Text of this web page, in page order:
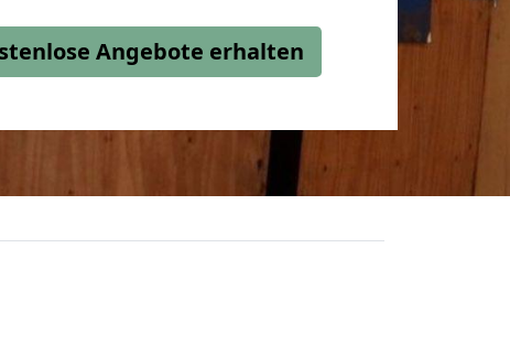
Angebote erhalten